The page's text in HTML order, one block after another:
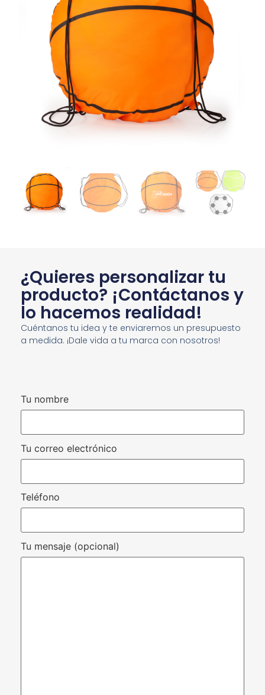
¿Quieres personalizar tu
producto? ¡Contáctanos y
lo hacemos realidad!
Cuéntanos tu idea y te enviaremos un presupuesto
a medida. ¡Dale vida a tu marca con nosotros!
Tu nombre
Tu correo electrónico
Teléfono
Tu mensaje (opcional)